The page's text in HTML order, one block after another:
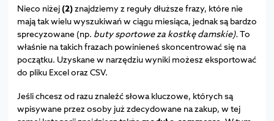
Nieco niżej (2)znajdziemy z reguły dłuższe frazy, które nie
mają tak wielu wyszukiwań w ciągu miesiąca, jednak są bardzo
sprecyzowane (np. buty sportowe za kostkę damskie).To
właśnie na takich frazach powinieneś skoncentrować się na
początku. Uzyskane w narzędziu wyniki możesz eksportować
do pliku Excel oraz CSV.
Jeśli chcesz od razu znaleźć słowa kluczowe, których są
wpisywane przez osoby już zdecydowane na zakup, w tej